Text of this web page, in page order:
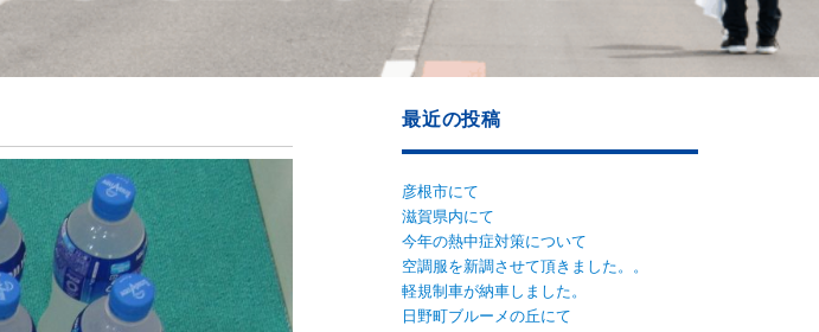
最近の投稿
彦根市にて
滋賀県内にて
今年の熱中症対策について
空調服を新調させて頂きました。。
軽規制車が納車しました。
日野町ブルーメの丘にて